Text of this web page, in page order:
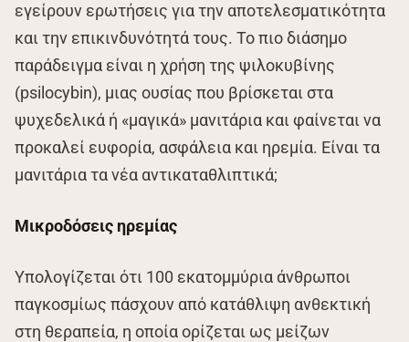
εγείρουν ερωτήσεις για την αποτελεσματικότητα
και την επικινδυνότητά τους. Το πιο διάσημο
παράδειγμα είναι η χρήση της ψιλοκυβίνης
(psilocybin), μιας ουσίας που βρίσκεται στα
ψυχεδελικά ή «μαγικά» μανιτάρια και φαίνεται να
προκαλεί ευφορία, ασφάλεια και ηρεμία. Είναι τα
μανιτάρια τα νέα αντικαταθλιπτικά;
Μικροδόσεις ηρεμίας
Υπολογίζεται ότι 100 εκατομμύρια άνθρωποι
παγκοσμίως πάσχουν από κατάθλιψη ανθεκτική
στη θεραπεία, η οποία ορίζεται ως μείζων